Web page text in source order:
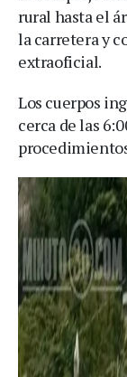
rural hasta el
la carretera y
extraoficial.
Los cuerpos
cerca de las